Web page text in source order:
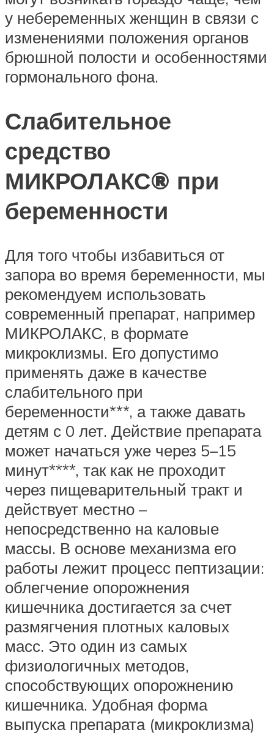
у небеременных женщин в связи с
изменениями положения органов
брюшной полости и особенностями
гормонального фона.
Слабительное
средство
МИКРОЛАКС® при
беременности
Для того чтобы избавиться от
запора во время беременности, мы
рекомендуем использовать
современный препарат, например
МИКРОЛАКС, в формате
микроклизмы. Его допустимо
применять даже в качестве
слабительного при
беременности***, а также давать
детям с 0 лет. Действие препарата
может начаться уже через 5–15
минут****, так как не проходит
через пищеварительный тракт и
действует местно –
непосредственно на каловые
массы. В основе механизма его
работы лежит процесс пептизации:
облегчение опорожнения
кишечника достигается за счет
размягчения плотных каловых
масс. Это один из самых
физиологичных методов,
способствующих опорожнению
кишечника. Удобная форма
выпуска препарата (микроклизма)